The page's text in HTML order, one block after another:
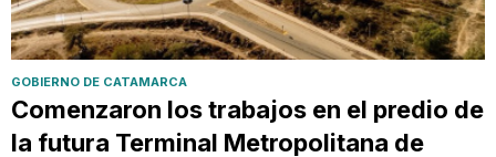
GOBIERNO DE CATAMARCA
Comenzaron los trabajos en el predio de
la futura Terminal Metropolitana de